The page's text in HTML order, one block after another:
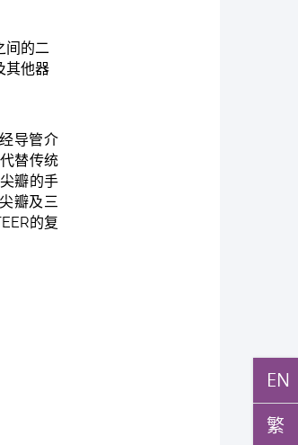
EN
繁
间的二
其他器
导管介
替传统
瓣的手
瓣及三
的复